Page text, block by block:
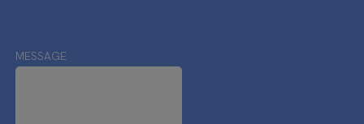
MESSAGE